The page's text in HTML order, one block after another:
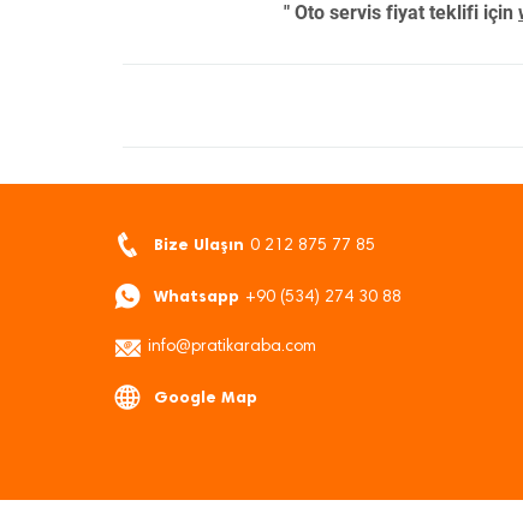
" Oto servis fiyat teklifi için
Bize Ulaşın 0 212 875 77 85
Whatsapp +90 (534) 274 30 88
info@pratikaraba.com
Google Map